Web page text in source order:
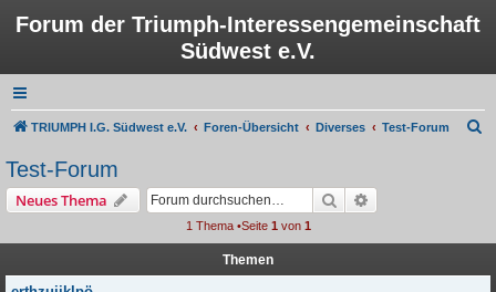
Forum der Triumph-Interessengemeinschaft
Südwest e.V.
TRIUMPH I.G. Südwest e.V. Foren-Übersicht Diverses Test-Forum
Test-Forum
Neues Thema Suche
1 Thema •Seite 1 von 1
Themen